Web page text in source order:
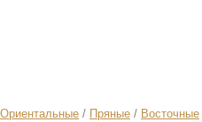
Ориентальные / Пряные / Восточные